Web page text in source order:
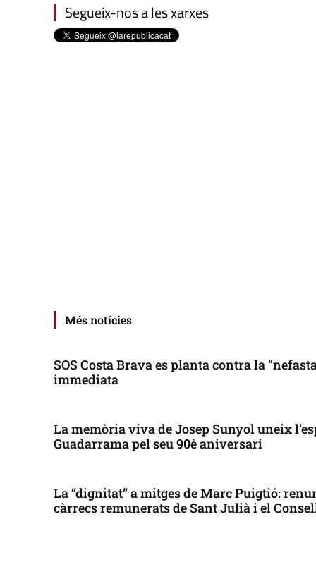
Segueix-nos a les xarxes
Més notícies
SOS Costa Brava es planta contra la
immediata
La memòria viva de Josep Sunyol uneix
Guadarrama pel seu 90è aniversari
La “dignitat” a mitges de Marc Puigtió:
càrrecs remunerats de Sant Julià i el